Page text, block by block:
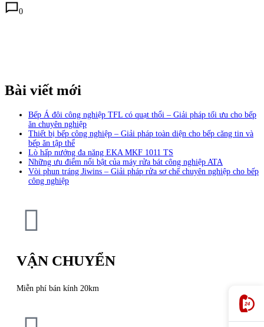
0
Bài viết mới
Bếp Á đôi công nghiệp TFL có quạt thổi – Giải pháp tối ưu cho bếp
ăn chuyên nghiệp
Thiết bị bếp công nghiệp – Giải pháp toàn diện cho bếp căng tin và
bếp ăn tập thể
Lò hấp nướng đa năng EKA MKF 1011 TS
Những ưu điểm nổi bật của máy rửa bát công nghiệp ATA
Vòi phun tráng Jiwins – Giải pháp rửa sơ chế chuyên nghiệp cho bếp
công nghiệp
VẬN CHUYỂN
Miễn phí bán kính 20km